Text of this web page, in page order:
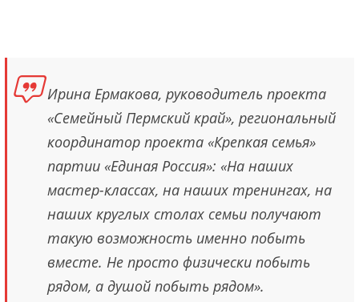
Ирина Ермакова, руководитель проекта
«Семейный Пермский край», региональный
координатор проекта «Крепкая семья»
партии «Единая Россия»: «На наших
мастер-классах, на наших тренингах, на
наших круглых столах семьи получают
такую возможность именно побыть
вместе. Не просто физически побыть
рядом, а душой побыть рядом».